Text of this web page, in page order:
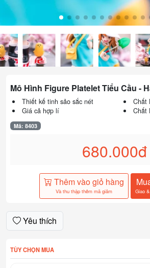
Mô Hình Figure Platelet Tiểu Cầu -
Thiết kế tinh sảo sắc nét
Giá cả hợp lí
Chất
Chất
Mã: 8403
680.000đ
Thêm vào giỏ hàng
Và thu thập thêm mã giảm Giao
Yêu thích
TÙY CHỌN MUA